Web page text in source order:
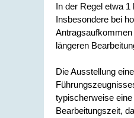
In der Regel etwa 1
Insbesondere bei
längeren
Die Ausstellung
typischerweise eine
Bearbeitungszeit,